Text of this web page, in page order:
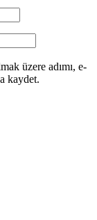
üzere adımı, e-
kaydet.